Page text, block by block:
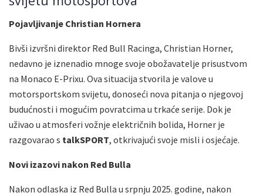
Pojavljivanje Christian Hornera
Bivši izvršni direktor Red Bull Racinga, Christian Horner,
nedavno je iznenadio mnoge svoje obožavatelje prisustvom
na Monaco E-Prixu. Ova situacija stvorila je valove u
motorsportskom svijetu, donoseći nova pitanja o njegovoj
budućnosti i mogućim povratcima u trkaće serije. Dok je
uživao u atmosferi vožnje električnih bolida, Horner je
razgovarao s talkSPORT, otkrivajući svoje misli i osjećaje.
Novi izazovi nakon Red Bulla
Nakon odlaska iz Red Bulla u srpnju 2025. godine, nakon